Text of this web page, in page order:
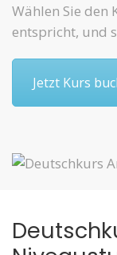
Wählen Sie den
entspricht, und
Jetzt Kurs